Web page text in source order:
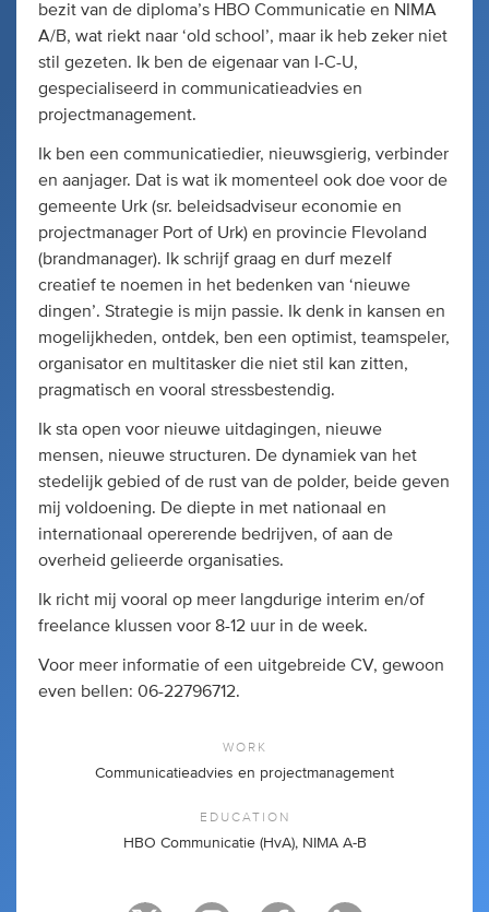
bezit van de diploma’s HBO Communicatie en NIMA
A/B, wat riekt naar ‘old school’, maar ik heb zeker niet
stil gezeten. Ik ben de eigenaar van I-C-U,
gespecialiseerd in communicatieadvies en
projectmanagement.
Ik ben een communicatiedier, nieuwsgierig, verbinder
en aanjager. Dat is wat ik momenteel ook doe voor de
gemeente Urk (sr. beleidsadviseur economie en
projectmanager Port of Urk) en provincie Flevoland
(brandmanager). Ik schrijf graag en durf mezelf
creatief te noemen in het bedenken van ‘nieuwe
dingen’. Strategie is mijn passie. Ik denk in kansen en
mogelijkheden, ontdek, ben een optimist, teamspeler,
organisator en multitasker die niet stil kan zitten,
pragmatisch en vooral stressbestendig.
Ik sta open voor nieuwe uitdagingen, nieuwe
mensen, nieuwe structuren. De dynamiek van het
stedelijk gebied of de rust van de polder, beide geven
mij voldoening. De diepte in met nationaal en
internationaal opererende bedrijven, of aan de
overheid gelieerde organisaties.
Ik richt mij vooral op meer langdurige interim en/of
freelance klussen voor 8-12 uur in de week.
Voor meer informatie of een uitgebreide CV, gewoon
even bellen: 06-22796712.
WORK
Communicatieadvies en projectmanagement
EDUCATION
HBO Communicatie (HvA), NIMA A-B